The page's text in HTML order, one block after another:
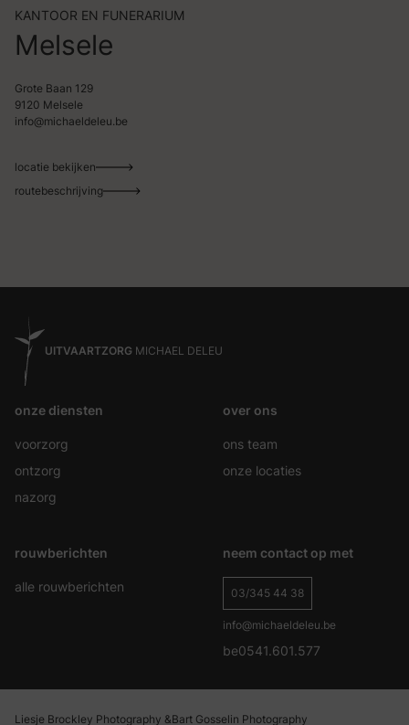
KANTOOR EN FUNERARIUM
Melsele
Grote Baan 129
9120 Melsele
info@michaeldeleu.be
locatie bekijken
routebeschrijving
UITVAARTZORG MICHAEL DELEU
onze diensten
voorzorg
ontzorg
nazorg
over ons
ons team
onze locaties
rouwberichten
alle rouwberichten
neem contact op met
03/345 44 38
info@michaeldeleu.be
be0541.601.577
Liesje Brockley Photography &Bart Gosselin Photography